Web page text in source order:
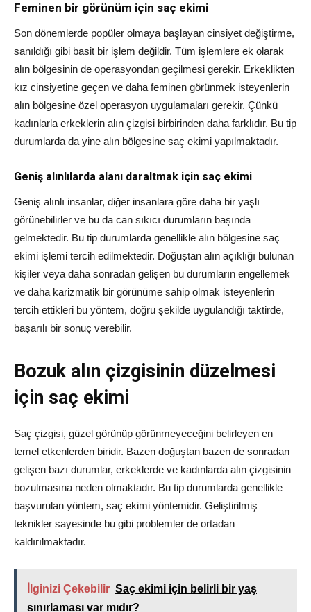
Feminen bir görünüm için saç ekimi
Son dönemlerde popüler olmaya başlayan cinsiyet değiştirme,
sanıldığı gibi basit bir işlem değildir. Tüm işlemlere ek olarak
alın bölgesinin de operasyondan geçilmesi gerekir. Erkeklikten
kız cinsiyetine geçen ve daha feminen görünmek isteyenlerin
alın bölgesine özel operasyon uygulamaları gerekir. Çünkü
kadınlarla erkeklerin alın çizgisi birbirinden daha farklıdır. Bu tip
durumlarda da yine alın bölgesine saç ekimi yapılmaktadır.
Geniş alınlılarda alanı daraltmak için saç ekimi
Geniş alınlı insanlar, diğer insanlara göre daha bir yaşlı
görünebilirler ve bu da can sıkıcı durumların başında
gelmektedir. Bu tip durumlarda genellikle alın bölgesine saç
ekimi işlemi tercih edilmektedir. Doğuştan alın açıklığı bulunan
kişiler veya daha sonradan gelişen bu durumların engellemek
ve daha karizmatik bir görünüme sahip olmak isteyenlerin
tercih ettikleri bu yöntem, doğru şekilde uygulandığı taktirde,
başarılı bir sonuç verebilir.
Bozuk alın çizgisinin düzelmesi
için saç ekimi
Saç çizgisi, güzel görünüp görünmeyeceğini belirleyen en
temel etkenlerden biridir. Bazen doğuştan bazen de sonradan
gelişen bazı durumlar, erkeklerde ve kadınlarda alın çizgisinin
bozulmasına neden olmaktadır. Bu tip durumlarda genellikle
başvurulan yöntem, saç ekimi yöntemidir. Geliştirilmiş
teknikler sayesinde bu gibi problemler de ortadan
kaldırılmaktadır.
İlginizi Çekebilir Saç ekimi için belirli bir yaş
sınırlaması var mıdır?